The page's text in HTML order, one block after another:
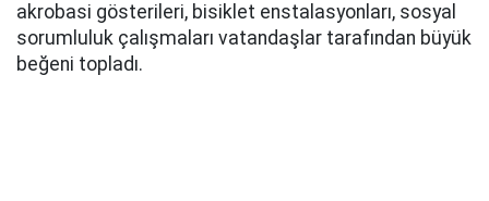
akrobasi gösterileri, bisiklet enstalasyonları, sosyal
sorumluluk çalışmaları vatandaşlar tarafından büyük
beğeni topladı.